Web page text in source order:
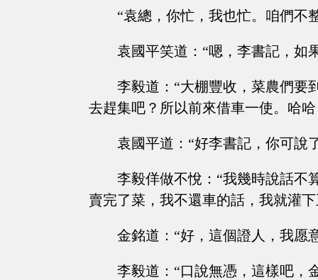
“袁總，你忙，我也忙。咱們不
袁國平笑道：“嗯，李書記，如
李毅道：“大棚豐收，菜農們要
去趕集吧？所以前來借車一使。哈
袁國平道：“好李書記，你可說
李毅佯做不悅：“我幾時說話不
賣完了菜，我不還車的話，我就灌
金銘道：“好，這個證人，我愿
李毅道：“口說無憑，這樣吧，